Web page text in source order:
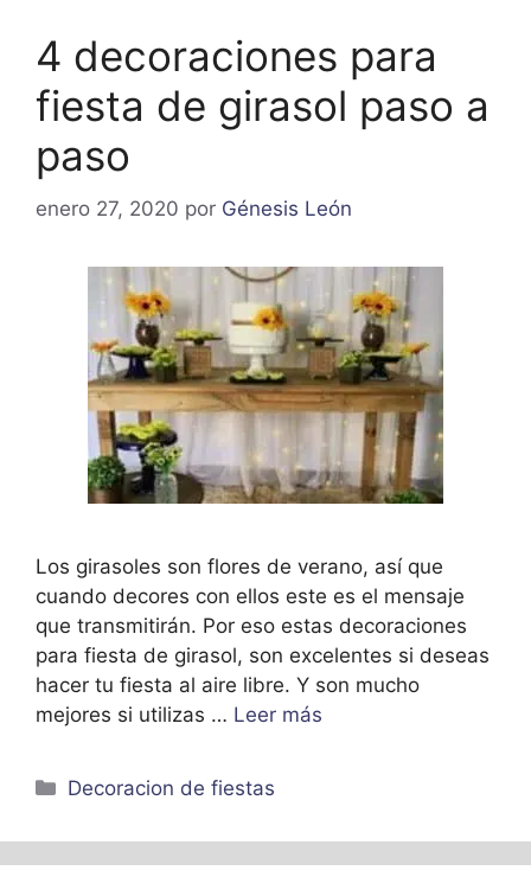
4 decoraciones para
fiesta de girasol paso a
paso
enero 27, 2020 por Génesis León
Los girasoles son flores de verano, así que
cuando decores con ellos este es el mensaje
que transmitirán. Por eso estas decoraciones
para fiesta de girasol, son excelentes si deseas
hacer tu fiesta al aire libre. Y son mucho
mejores si utilizas … Leer más
Categorías
Decoracion de fiestas